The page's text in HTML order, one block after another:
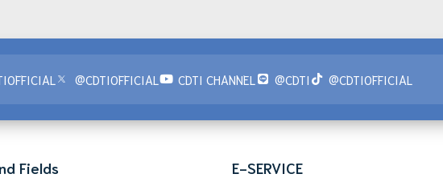
@CDTIOFFICIAL CDTI CHANNEL @CDTI @CDTIOFFICIAL
Fields
E-SERVICE